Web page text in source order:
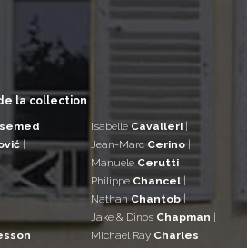
la collection
|
Isabelle Cavalleri
Jean-Marc Cerino
Manuele Cerutti
Philippe Chancel
NathanChantob|
Jake & Dinos Chapman
Michael Ray Charles